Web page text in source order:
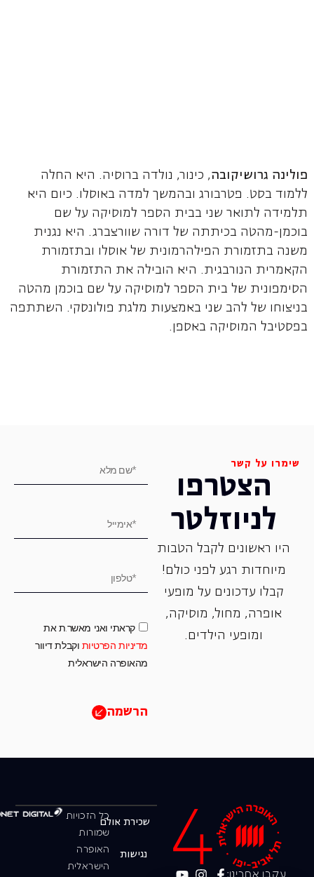
פולינה גרושיקובה , כינור, נולדה ברוסיה. היא החלה
ללמוד בסט. פטרבורג ובהמשך למדה באוסלו. כיום היא
תלמידה לתואר שני בבית הספר למוסיקה על שם
בוכמן-מהטה בכיתתה של דורה שוורצברג. היא נגנית
משנה בתזמורת הפילהרמונית של אוסלו ובתזמורת
הקאמרית הנורבגית. היא הובילה את התזמורת
הסימפונית של בית הספר למוסיקה על שם בוכמן מהטה
בניצוחו של להב שני באמצעות מלגת פולונסקי. השתתפה
בפסטיבל המוסיקה באספן.
שימרו על קשר
הצטרפו
לניוזלטר
היו ראשונים לקבל הטבות
מיוחדות רגע לפני כולם!
קבלו עדכונים על מופעי
אופרה, ‏מחול, ‏מוסיקה,
ומופעי הילדים.
קראתי ואני מאשר.ת את
מדיניות הפרטיות וקבלת דיוור
מהאופרה הישראלית
הרשמה
עקבו אחרינו:
כל הזכויות
שמורות
האופרה
הישראלית
שכירת אולם
נגישות